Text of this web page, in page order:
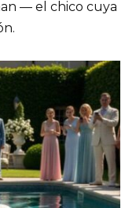
— el chico cuya